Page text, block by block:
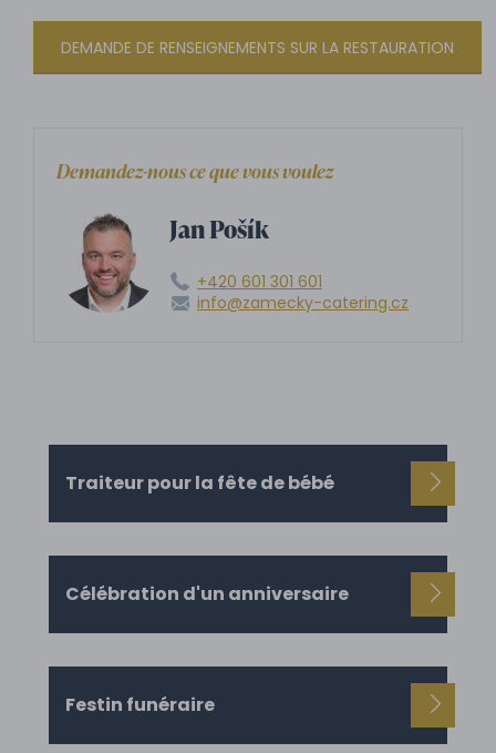
DEMANDE DE RENSEIGNEMENTS SUR LA RESTAURATION
Demandez-nous ce que vous voulez
Jan Pošík
+420 601 301 601
info@zamecky-catering.cz
Traiteur pour la fête de bébé
Célébration d'un anniversaire
Festin funéraire